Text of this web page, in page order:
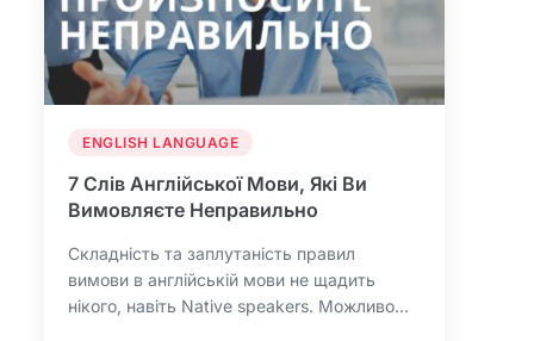
ENGLISH LANGUAGE
7 Слів Англійської Мови, Які Ви
Вимовляєте Неправильно
Складність та заплутаність правил
вимови в англійській мови не щадить
нікого, навіть Native speakers. Можливо...